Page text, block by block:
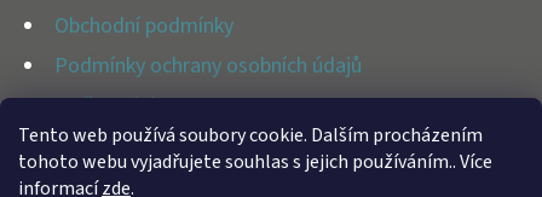
Tento web používá soubory cookie. Dalším procházením
tohoto webu vyjadřujete souhlas s jejich používáním.. Více
informacízde.
V
K
Y
V
Obchodní podmínky
Podmínky ochrany osobních údajů
Možnosti dopravy
Reklamační řád
Kontakty